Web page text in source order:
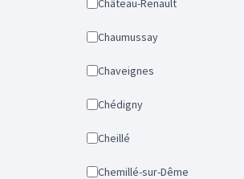
Château-Renault
Chaumussay
Chaveignes
Chédigny
Cheillé
Chemillé-sur-Dême